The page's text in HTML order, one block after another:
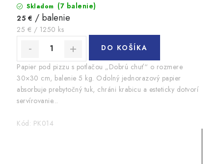
Skladom (7 balenie)
25 € / balenie
Jednotková
cena:
25 € / 1250 ks
DO KOŠÍKA
Papier pod pizzu s potlačou „Dobrú chuť“ o rozmere
30×30 cm, balenie 5 kg. Odolný jednorazový papier
absorbuje prebytočný tuk, chráni krabicu a esteticky dotvorí
servírovanie...
Kód: PK014